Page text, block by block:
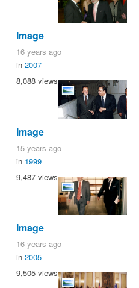
Image
16 years ago
in 2007
8,088 views
Image
15 years ago
in 1999
9,487 views
Image
16 years ago
in 2005
9,505 views